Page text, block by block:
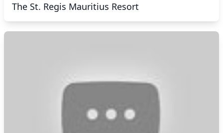
The St. Regis Mauritius Resort